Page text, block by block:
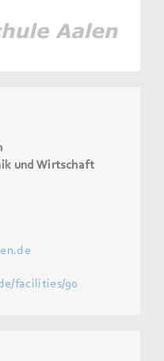
und Wirtschaft
facilities/90